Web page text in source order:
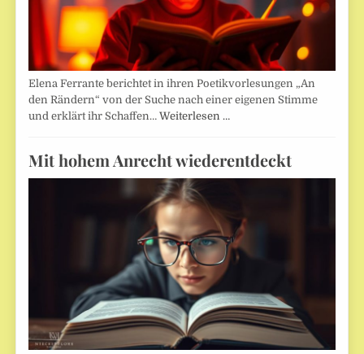
Elena Ferrante berichtet in ihren Poetikvorlesungen „An
den Rändern“ von der Suche nach einer eigenen Stimme
und erklärt ihr Schaffen…Weiterlesen …
Mit hohem Anrecht wiederentdeckt